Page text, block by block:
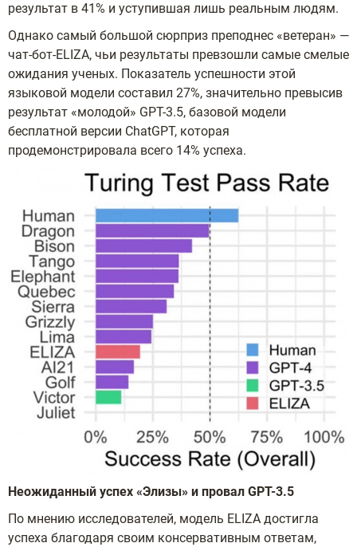
результат в 41% и уступившая лишь реальным людям.
Однако самый большой сюрприз преподнес «ветеран» —
чат-бот-ELIZA, чьи результаты превзошли самые смелые
ожидания ученых. Показатель успешности этой
языковой модели составил 27%, значительно превысив
результат «молодой» GPT-3.5, базовой модели
бесплатной версии ChatGPT, которая
продемонстрировала всего 14% успеха.
Неожиданный успех «Элизы» и провал GPT-3.5
По мнению исследователей, модель ELIZA достигла
успеха благодаря своим консервативным ответам,